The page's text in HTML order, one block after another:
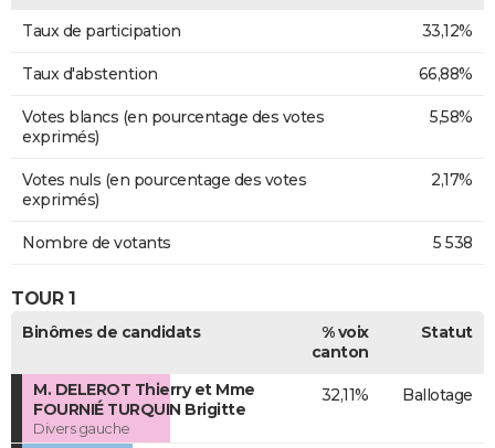
Taux de participation 33,12%
Taux d'abstention 66,88%
Votes blancs (en pourcentage des votes
exprimés)
5,58%
Votes nuls (en pourcentage des votes
exprimés)
2,17%
Nombre de votants 5 538
TOUR 1
Binômes de candidats
% voix
canton
Statut
M. DELEROT Thierry et Mme
FOURNIÉ TURQUIN Brigitte
Divers gauche
32,11% Ballotage